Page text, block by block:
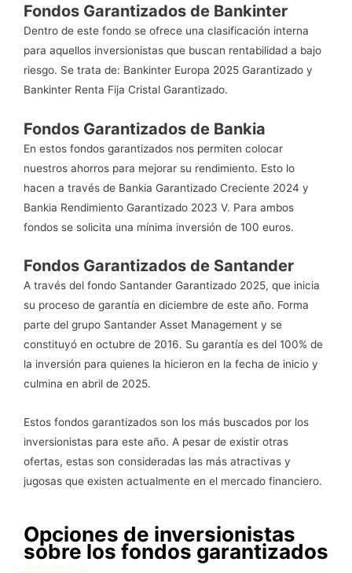
Fondos Garantizados de Bankinter
Dentro de este fondo se ofrece una clasificación interna
para aquellos inversionistas que buscan rentabilidad a bajo
riesgo. Se trata de: Bankinter Europa 2025 Garantizado y
Bankinter Renta Fija Cristal Garantizado.
Fondos Garantizados de Bankia
En estos fondos garantizados nos permiten colocar
nuestros ahorros para mejorar su rendimiento. Esto lo
hacen a través de Bankia Garantizado Creciente 2024 y
Bankia Rendimiento Garantizado 2023 V. Para ambos
fondos se solicita una mínima inversión de 100 euros.
Fondos Garantizados de Santander
A través del fondo Santander Garantizado 2025, que inicia
su proceso de garantía en diciembre de este año. Forma
parte del grupo Santander Asset Management y se
constituyó en octubre de 2016. Su garantía es del 100% de
la inversión para quienes la hicieron en la fecha de inicio y
culmina en abril de 2025.
Estos fondos garantizados son los más buscados por los
inversionistas para este año. A pesar de existir otras
ofertas, estas son consideradas las más atractivas y
jugosas que existen actualmente en el mercado financiero.
Opciones de inversionistas
sobre los fondos garantizados